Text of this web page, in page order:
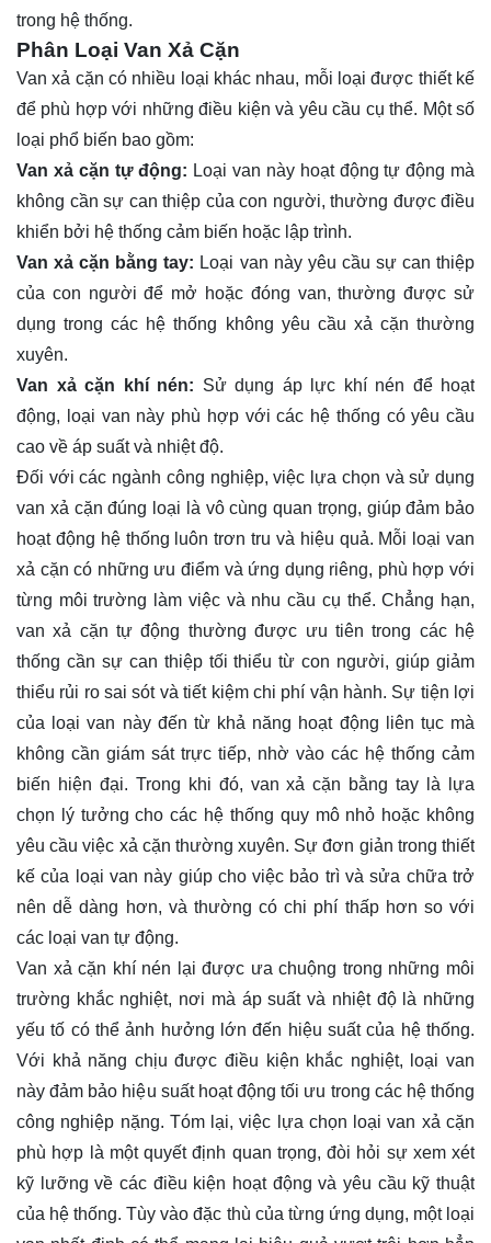
trong hệ thống.
Phân Loại Van Xả Cặn
Van xả cặn có nhiều loại khác nhau, mỗi loại được thiết kế
để phù hợp với những điều kiện và yêu cầu cụ thể. Một số
loại phổ biến bao gồm:
Van xả cặn tự động: Loại van này hoạt động tự động mà
không cần sự can thiệp của con người, thường được điều
khiển bởi hệ thống cảm biến hoặc lập trình.
Van xả cặn bằng tay: Loại van này yêu cầu sự can thiệp
của con người để mở hoặc đóng van, thường được sử
dụng trong các hệ thống không yêu cầu xả cặn thường
xuyên.
Van xả cặn khí nén: Sử dụng áp lực khí nén để hoạt
động, loại van này phù hợp với các hệ thống có yêu cầu
cao về áp suất và nhiệt độ.
Đối với các ngành công nghiệp, việc lựa chọn và sử dụng
van xả cặn đúng loại là vô cùng quan trọng, giúp đảm bảo
hoạt động hệ thống luôn trơn tru và hiệu quả. Mỗi loại van
xả cặn có những ưu điểm và ứng dụng riêng, phù hợp với
từng môi trường làm việc và nhu cầu cụ thể. Chẳng hạn,
van xả cặn tự động thường được ưu tiên trong các hệ
thống cần sự can thiệp tối thiểu từ con người, giúp giảm
thiểu rủi ro sai sót và tiết kiệm chi phí vận hành. Sự tiện lợi
của loại van này đến từ khả năng hoạt động liên tục mà
không cần giám sát trực tiếp, nhờ vào các hệ thống cảm
biến hiện đại. Trong khi đó, van xả cặn bằng tay là lựa
chọn lý tưởng cho các hệ thống quy mô nhỏ hoặc không
yêu cầu việc xả cặn thường xuyên. Sự đơn giản trong thiết
kế của loại van này giúp cho việc bảo trì và sửa chữa trở
nên dễ dàng hơn, và thường có chi phí thấp hơn so với
các loại van tự động.
Van xả cặn khí nén lại được ưa chuộng trong những môi
trường khắc nghiệt, nơi mà áp suất và nhiệt độ là những
yếu tố có thể ảnh hưởng lớn đến hiệu suất của hệ thống.
Với khả năng chịu được điều kiện khắc nghiệt, loại van
này đảm bảo hiệu suất hoạt động tối ưu trong các hệ thống
công nghiệp nặng. Tóm lại, việc lựa chọn loại van xả cặn
phù hợp là một quyết định quan trọng, đòi hỏi sự xem xét
kỹ lưỡng về các điều kiện hoạt động và yêu cầu kỹ thuật
của hệ thống. Tùy vào đặc thù của từng ứng dụng, một loại